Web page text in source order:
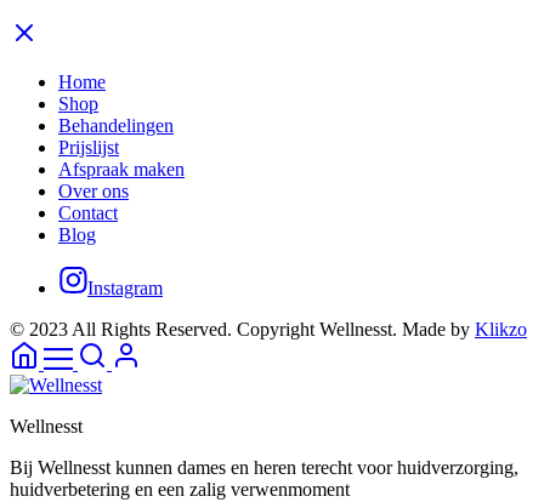
Home
Shop
Behandelingen
Prijslijst
Afspraak maken
Over ons
Contact
Blog
Instagram
© 2023 All Rights Reserved. Copyright Wellnesst. Made by Klikzo
Wellnesst
Bij Wellnesst kunnen dames en heren terecht voor huidverzorging,
huidverbetering en een zalig verwenmoment